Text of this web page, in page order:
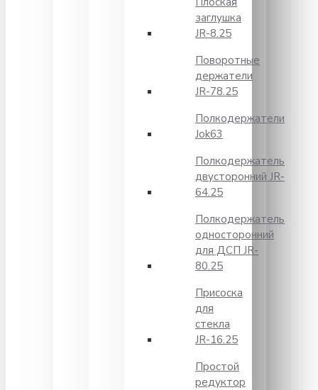
заглушка
JR-8.25
Поворотные
держатели
JR-78.25
Полкодержатели
Jok63
Полкодержатель
двусторонний JR-
64.25
Полкодержатель
односторонний
для ДСП JR-
80.25
Присоска
для
стекла
JR-16.25
Простой
редуктор